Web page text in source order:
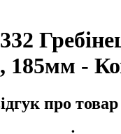
185мм -
про товар